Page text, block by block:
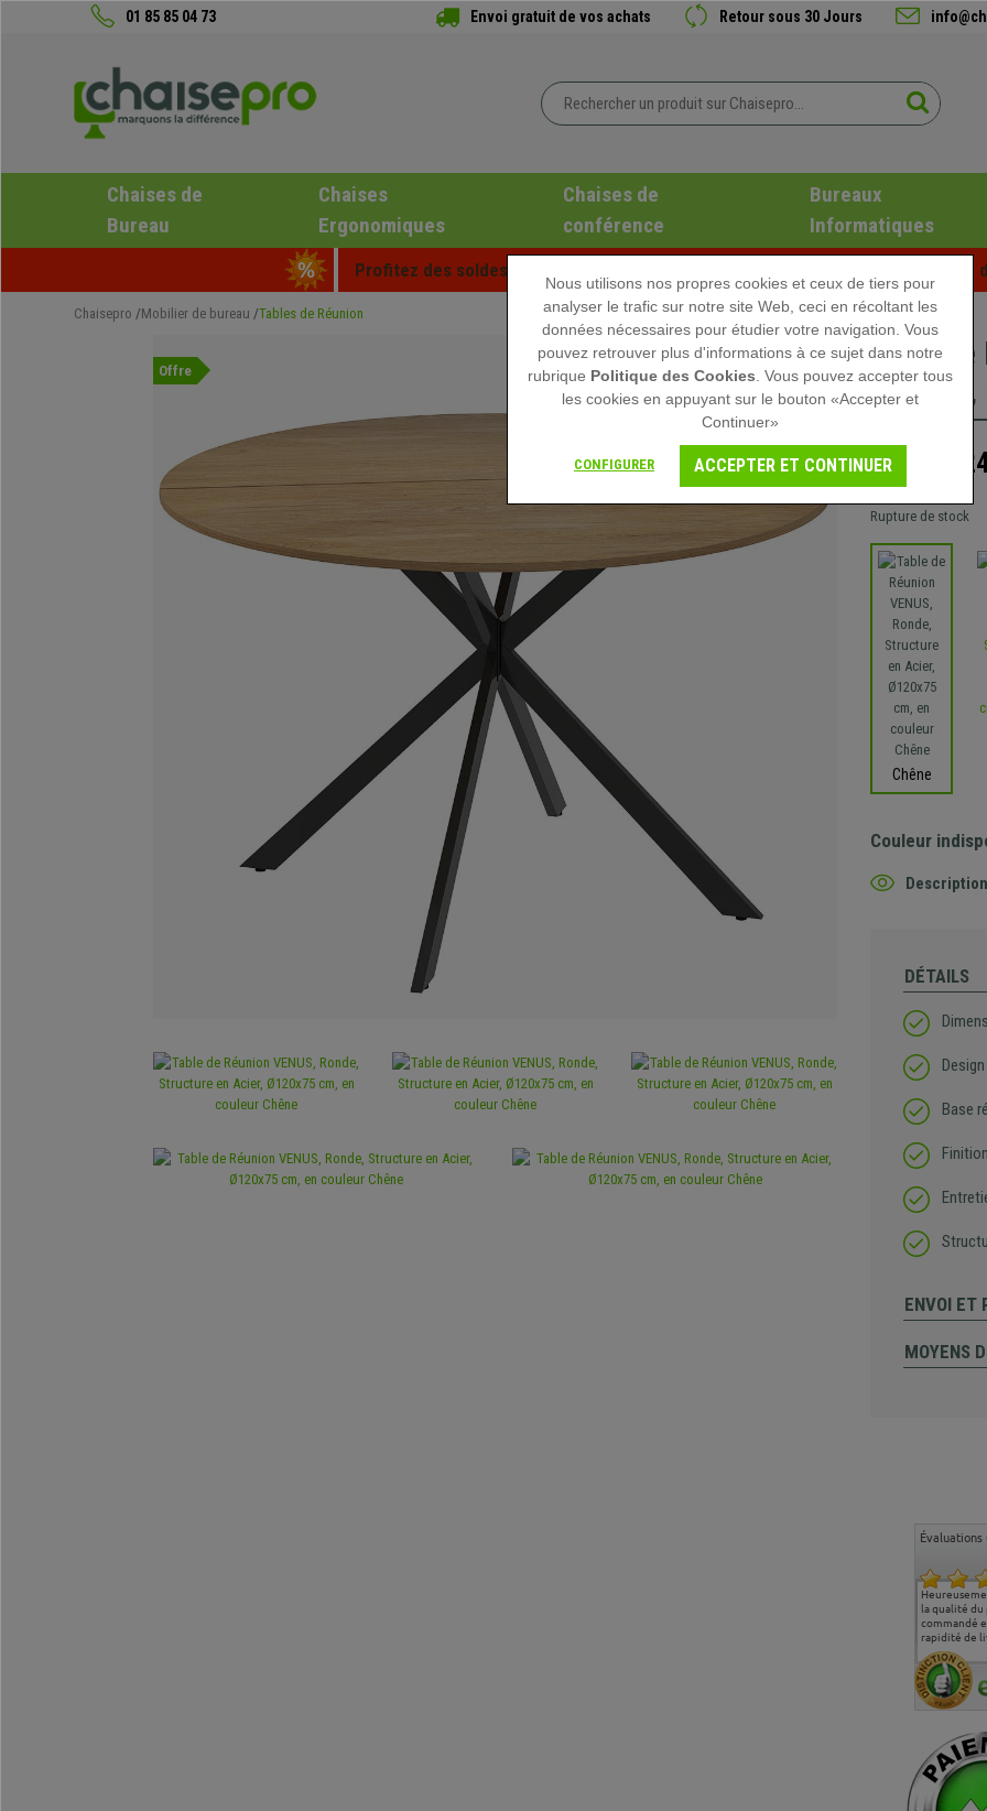
01 85 85 04 73 Envoi gratuit de vos achats Retour sous 30 Jours
Chaises de
Bureau
Chaises
Ergonomiques
Chaises de
conférence
Bureaux
Informatiques
Profitez des soldes d'été chez Chaisepro ! Des réductions exclusives pour une
Chaisepro Mobilier de bureau Tables de Réunion
Offre
Table de
en
169,90 €
Rupture de stock
Chêne
Couleur
DÉTAILS
Base
ENVOI ET
MOYENS
Évaluations
la qualité
commandé
rapidité de
Nous utilisons nos propres cookies et ceux de tiers pour
analyser le trafic sur notre site Web, ceci en récoltant les
données nécessaires pour étudier votre navigation. Vous
pouvez retrouver plus d'informations à ce sujet dans notre
rubrique Politique des Cookies . Vous pouvez accepter tous
les cookies en appuyant sur le bouton «Accepter et
Continuer»
CONFIGURER ACCEPTER ET CONTINUER